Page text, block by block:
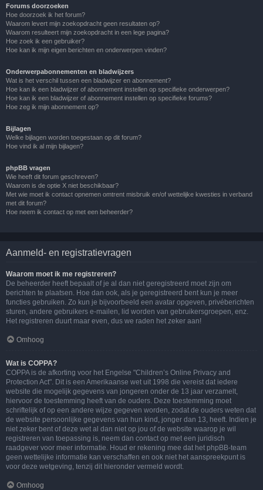
Forums doorzoeken
Hoe doorzoek ik het forum?
Waarom levert mijn zoekopdracht geen resultaten op?
Waarom resulteert mijn zoekopdracht in een lege pagina?
Hoe zoek ik een gebruiker?
Hoe kan ik mijn eigen berichten en onderwerpen vinden?
Onderwerpabonnementen en bladwijzers
Wat is het verschil tussen een bladwijzer en abonnement?
Hoe kan ik een bladwijzer of abonnement instellen op specifieke onderwerpen?
Hoe kan ik een bladwijzer of abonnement instellen op specifieke forums?
Hoe zeg ik mijn abonnement op?
Bijlagen
Welke bijlagen worden toegestaan op dit forum?
Hoe vind ik al mijn bijlagen?
phpBB vragen
Wie heeft dit forum geschreven?
Waarom is de optie X niet beschikbaar?
Met wie moet ik contact opnemen omtrent misbruik en/of wettelijke kwesties in verband
met dit forum?
Hoe neem ik contact op met een beheerder?
Aanmeld- en registratievragen
Waarom moet ik me registreren?
De beheerder heeft bepaalt of je al dan niet geregistreerd moet zijn om
berichten te plaatsen. Hoe dan ook, als je geregistreerd bent kun je meer
functies gebruiken. Zo kun je bijvoorbeeld een avatar opgeven, privéberichten
sturen, andere gebruikers e-mailen, lid worden van gebruikersgroepen, enz.
Het registreren duurt maar even, dus we raden het zeker aan!
Omhoog
Wat is COPPA?
COPPA is de afkorting voor het Engelse "Children’s Online Privacy and
Protection Act". Dit is een Amerikaanse wet uit 1998 die vereist dat iedere
website die mogelijk gegevens van jongeren onder de 13 jaar verzamelt,
hiervoor de toestemming heeft van de ouders. Deze toestemming moet
schriftelijk of op een andere wijze gegeven worden, zodat de ouders weten dat
de website persoonlijke gegevens van hun kind, jonger dan 13, heeft. Indien je
niet zeker bent of deze wet al dan niet op jou of de website waarop je wil
registreren van toepassing is, neem dan contact op met een juridisch
raadgever voor meer informatie. Houd er rekening mee dat het phpBB-team
geen wettelijke informatie kan verschaffen en ook niet het aanspreekpunt is
voor deze wetgeving, tenzij dit hieronder vermeld wordt.
Omhoog